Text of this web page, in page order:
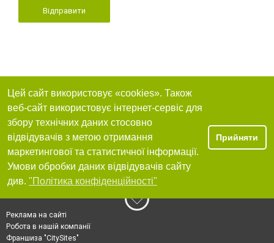
Відправити
Цей сайт використовує «cookies». Також
веб-сайт використовує інтернет-сервіс для
збору технічних даних стосовно
відвідувачів з метою отримання
маркетингової та статистичної інформації.
Умови обробки даних відвідувачів сайту
див. "Політика конфіденційності"
Прийняти
Реклама на сайті
Робота в нашій компанії
Франшиза "CitySites"